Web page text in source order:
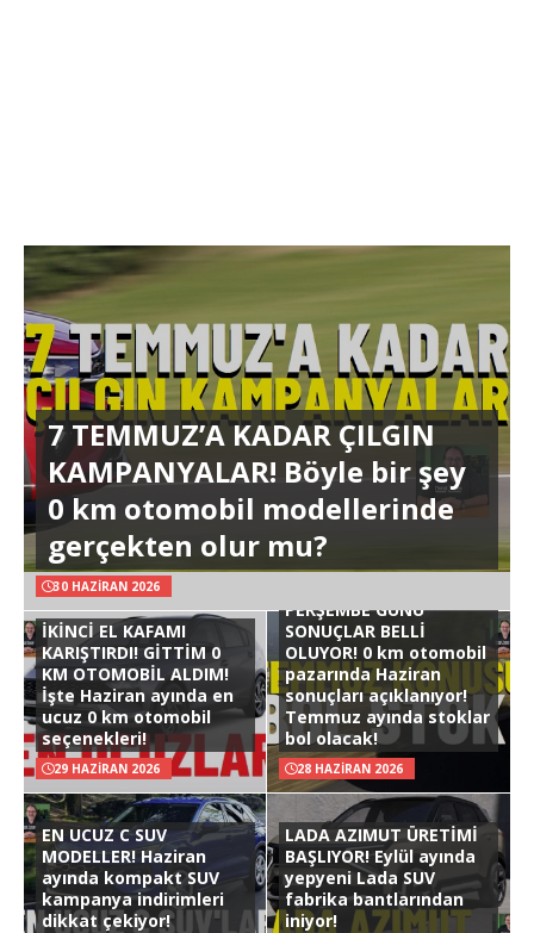
7 TEMMUZ’A KADAR ÇILGIN
KAMPANYALAR! Böyle bir şey
0 km otomobil modellerinde
gerçekten olur mu?
30 HAZIRAN 2026
İKİNCİ EL KAFAMI
KARIŞTIRDI! GİTTİM 0
KM OTOMOBİL ALDIM!
İşte Haziran ayında en
ucuz 0 km otomobil
seçenekleri!
29 HAZIRAN 2026
PERŞEMBE GÜNÜ
SONUÇLAR BELLİ
OLUYOR! 0 km otomobil
pazarında Haziran
sonuçları açıklanıyor!
Temmuz ayında stoklar
bol olacak!
28 HAZIRAN 2026
EN UCUZ C SUV
MODELLER! Haziran
ayında kompakt SUV
kampanya indirimleri
dikkat çekiyor!
LADA AZIMUT ÜRETİMİ
BAŞLIYOR! Eylül ayında
yepyeni Lada SUV
fabrika bantlarından
iniyor!